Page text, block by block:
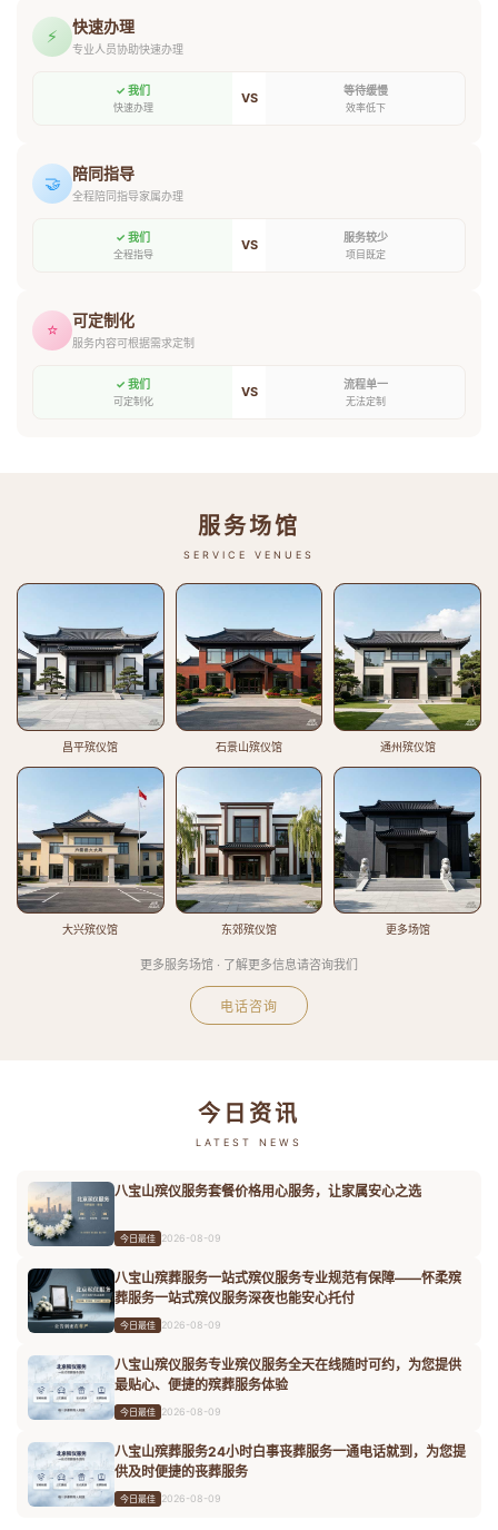
⚡ 快速办理
专业人员协助快速办理
✓ 我们
快速办理
VS 等待缓慢
效率低下
🤝 陪同指导
全程陪同指导家属办理
✓ 我们
全程指导
VS 服务较少
项目既定
⭐ 可定制化
服务内容可根据需求定制
✓ 我们
可定制化
VS 流程单一
无法定制
服务场馆
SERVICE VENUES
昌平殡仪馆 石景山殡仪馆 通州殡仪馆
大兴殡仪馆 东郊殡仪馆 更多场馆
更多服务场馆 · 了解更多信息请咨询我们
电话咨询
今日资讯
LATEST NEWS
八宝山殡仪服务套餐价格用心服务，让家属安心之选
今日最佳 2026-08-09
八宝山殡葬服务一站式殡仪服务专业规范有保障——怀柔殡
葬服务一站式殡仪服务深夜也能安心托付
今日最佳 2026-08-09
八宝山殡仪服务专业殡仪服务全天在线随时可约，为您提供
最贴心、便捷的殡葬服务体验
今日最佳 2026-08-09
八宝山殡葬服务24小时白事丧葬服务一通电话就到，为您提
供及时便捷的丧葬服务
今日最佳 2026-08-09